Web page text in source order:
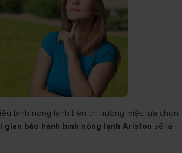
bình nóng lạnh trên thị trường, việc lựa chọn
gian bảo hành bình nóng lạnh Ariston sẽ là